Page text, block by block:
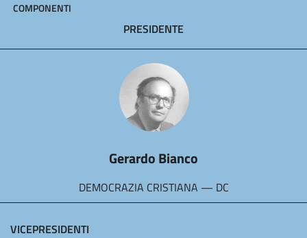
COMPONENTI
PRESIDENTE
Gerardo Bianco
DEMOCRAZIA CRISTIANA — DC
VICEPRESIDENTI